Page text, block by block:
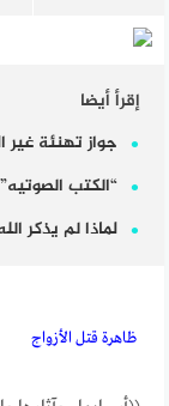
إقرأ أيضا
جواز تهنئة غير
“الكتب
لماذا لم يذكر
ظاهرة قتل الأزواج